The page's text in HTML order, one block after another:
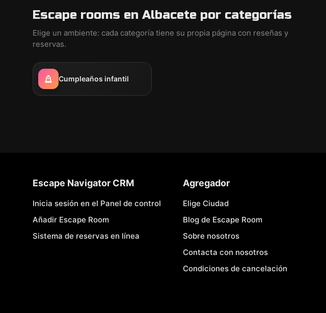
Escape rooms en Albacete por categorías
Elige un ambiente: cada categoría tiene su propia página con reseñas y
reservas.
Cumpleaños infantil
Escape Navigator CRM
Inicia sesión en el Panel de control
Añadir Escape Room
Sistema de reservas en línea
Agregador
Elige Ciudad
Blog de Escape Room
Sobre nosotros
Contacta con nosotros
Condiciones de cancelación